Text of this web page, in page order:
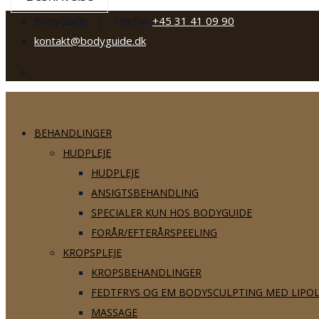
BodyGuide | Telefon +45 31 41 09 90
kontakt@bodyguide.dk
BEHANDLINGER
HUDPLEJE
HUDPLEJE
ANSIGTSBEHANDLING
SPECIALER KUN HOS BODYGUIDE
FORÅR/EFTERÅRSPEELING
KROPSPLEJE
KROPSBEHANDLINGER
FEDTFRYS OG EM BODYSCULPTING MED
MASSAGE